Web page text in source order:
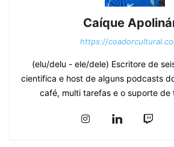
Caíque
https://
(elu/delu - ele/dele) Escritore de
cientifica e host de alguns podcasts
café, multi tarefas e o suporte de